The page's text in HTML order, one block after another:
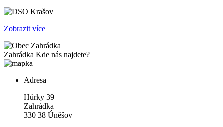
Zobrazit více
Zahrádka Kde nás najdete?
Adresa
Hůrky 39
Zahrádka
330 38 Úněšov